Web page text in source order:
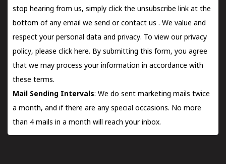
stop hearing from us, simply click the unsubscribe link at the
bottom of any email we send orcontact us . We value and
respect your personal data and privacy. To view our privacy
policy, please click here. By submitting this form, you agree
that we may process your information in accordance with
these terms.
Mail Sending Intervals: We do sent marketing mails twice
a month, and if there are any special occasions. No more
than 4 mails in a month will reach your inbox.